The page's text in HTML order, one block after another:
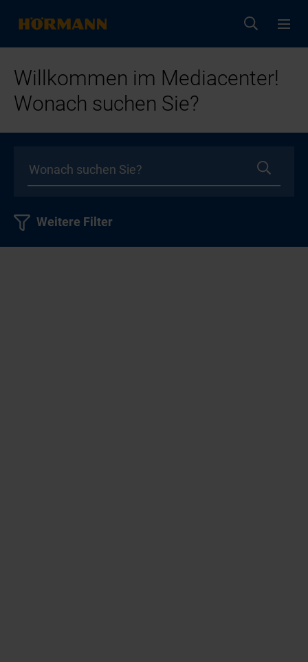
Willkommen im Mediacenter!
Wonach suchen Sie?
Weitere Filter